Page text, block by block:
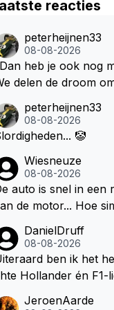
reacties
peterheijnen33
08-08-2026
heb je ook nog
delen de droom
met Kimi en Marco
peterheijnen33
08-08-2026
🤡
Wiesneuze
08-08-2026
auto is snel in een
de motor... Hoe
belangrijk. Heeft
Dat is
aan bet
DanielDruff
08-08-2026
ben ik het
Hollander én F1-
JeroenAarde